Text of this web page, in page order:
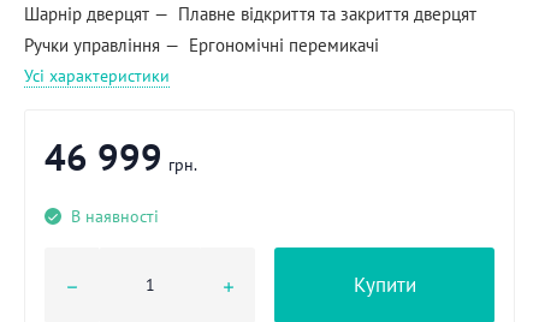
Шарнір дверцят
Плавне відкриття та закриття дверцят
Ручки управління
Ергономічні перемикачі
Усі характеристики
46 999 грн.
В наявності
Купити